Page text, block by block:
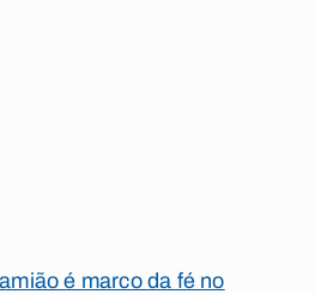
é marco da fé no